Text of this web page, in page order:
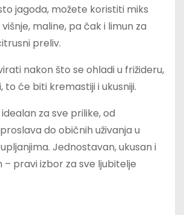
jagoda, možete koristiti miks
maline, pa čak i limun za
preliv.
nakon što se ohladi u frižideru,
to će biti kremastiji i ukusniji.
za sve prilike, od
do običnih uživanja u
Jednostavan, ukusan i
– pravi izbor za sve ljubitelje